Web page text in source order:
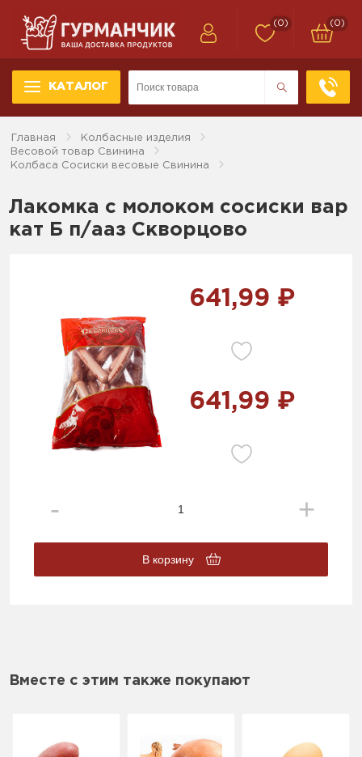
КАТАЛОГ
(0) (0)
Главная
Колбасные изделия
Весовой товар Свинина
Колбаса Сосиски весовые Свинина
Лакомка с молоком сосиски вар
кат Б п/ааз Скворцово
641,99 ₽
641,99 ₽
В корзину
Вместе с этим также покупают